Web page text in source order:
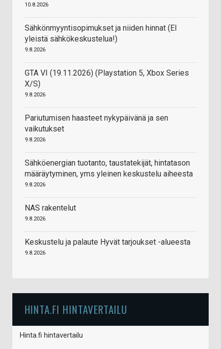
10.8.2026
Sähkönmyyntisopimukset ja niiden hinnat (EI
yleistä sähkökeskustelua!)
9.8.2026
GTA VI (19.11.2026) (Playstation 5, Xbox Series
X/S)
9.8.2026
Pariutumisen haasteet nykypäivänä ja sen
vaikutukset
9.8.2026
Sähköenergian tuotanto, taustatekijät, hintatason
määräytyminen, yms yleinen keskustelu aiheesta
9.8.2026
NAS rakentelut
9.8.2026
Keskustelu ja palaute Hyvät tarjoukset -alueesta
9.8.2026
HINTA.FI HINTAVERTAILU
Hinta.fi hintavertailu